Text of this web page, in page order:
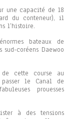
une capacité de 18
du conteneur), il
l’histoire.
bateaux de
coréens Daewoo
cette course au
le Canal de
prouesses
à des tensions